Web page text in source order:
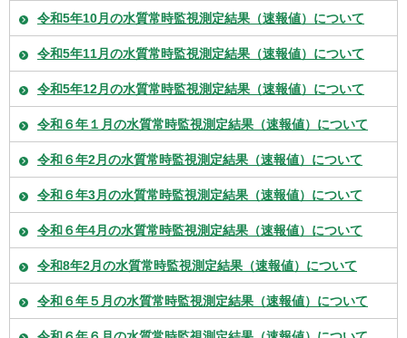
令和5年10月の水質常時監視測定結果（速報値）について
令和5年11月の水質常時監視測定結果（速報値）について
令和5年12月の水質常時監視測定結果（速報値）について
令和６年１月の水質常時監視測定結果（速報値）について
令和６年2月の水質常時監視測定結果（速報値）について
令和６年3月の水質常時監視測定結果（速報値）について
令和６年4月の水質常時監視測定結果（速報値）について
令和8年2月の水質常時監視測定結果（速報値）について
令和６年５月の水質常時監視測定結果（速報値）について